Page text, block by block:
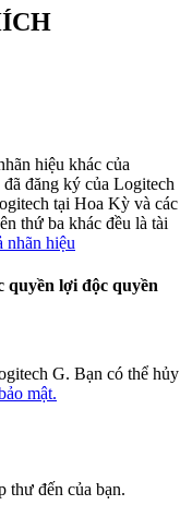
hiệu khác của
đăng ký của Logitech
tại Hoa Kỳ và các
thứ ba khác đều là tài
nhãn hiệu
quyền lợi độc quyền
G. Bạn có thể hủy
mật.
thư đến của bạn.